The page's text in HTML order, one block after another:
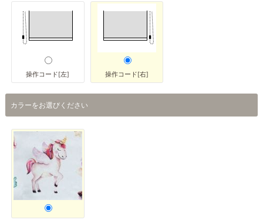
操作コード[左] 操作コード[右]
カラーをお選びください